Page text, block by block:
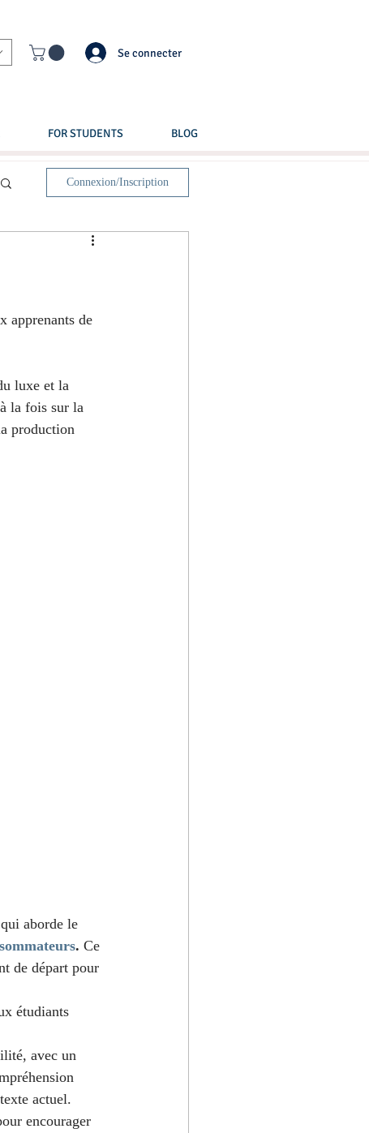
Se connecter
FOR STUDENTS BLOG
Connexion/Inscription
apprenants de
luxe et la
la fois sur la
production
aborde le
. Ce
de départ pour
étudiants
avec un
actuel.
encourager